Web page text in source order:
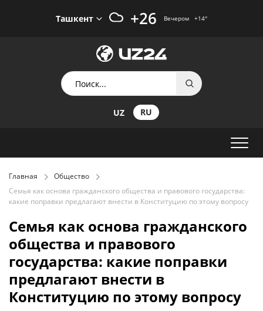
Ташкент +26 Вечером +14°
UZ RU
Главная
Общество
Семья как основа гражданского общества и правового государства:
какие поправки предлагают внести в Конституцию по этому вопросу
Семья как основа гражданского
общества и правового
государства: какие поправки
предлагают внести в
Конституцию по этому вопросу